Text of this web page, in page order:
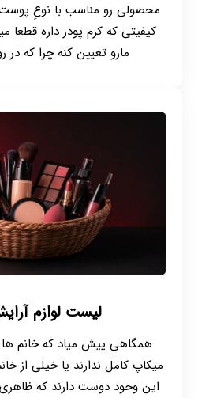
محصولی رو مناسب با نوعِ پوست
کیفیتی که کرم پودر داره قطعا
مارو تعیین کنه چرا که
لیست لوازم
همگاهی پیش میاد که خانم
میکاپ کامل ندارند یا خیلی از
این وجود دوست دارند که ظاهری